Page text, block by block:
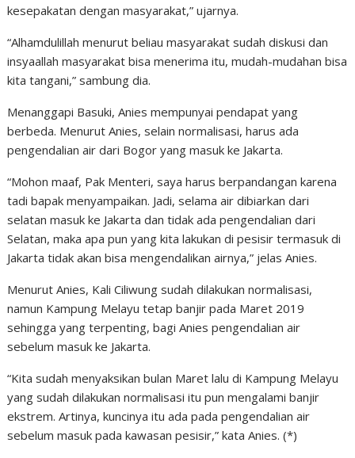
kesepakatan dengan masyarakat,” ujarnya.
“Alhamdulillah menurut beliau masyarakat sudah diskusi dan
insyaallah masyarakat bisa menerima itu, mudah-mudahan bisa
kita tangani,” sambung dia.
Menanggapi Basuki, Anies mempunyai pendapat yang
berbeda. Menurut Anies, selain normalisasi, harus ada
pengendalian air dari Bogor yang masuk ke Jakarta.
“Mohon maaf, Pak Menteri, saya harus berpandangan karena
tadi bapak menyampaikan. Jadi, selama air dibiarkan dari
selatan masuk ke Jakarta dan tidak ada pengendalian dari
Selatan, maka apa pun yang kita lakukan di pesisir termasuk di
Jakarta tidak akan bisa mengendalikan airnya,” jelas Anies.
Menurut Anies, Kali Ciliwung sudah dilakukan normalisasi,
namun Kampung Melayu tetap banjir pada Maret 2019
sehingga yang terpenting, bagi Anies pengendalian air
sebelum masuk ke Jakarta.
“Kita sudah menyaksikan bulan Maret lalu di Kampung Melayu
yang sudah dilakukan normalisasi itu pun mengalami banjir
ekstrem. Artinya, kuncinya itu ada pada pengendalian air
sebelum masuk pada kawasan pesisir,” kata Anies. (*)